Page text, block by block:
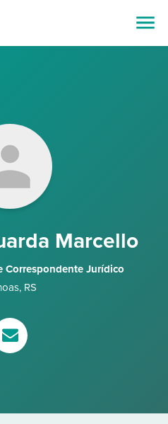
Marcello
Correspondente Jurídico
, RS